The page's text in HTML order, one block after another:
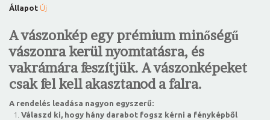
Állapot Új
A vászonkép egy prémium minőségű
vászonra kerül nyomtatásra, és
vakrámára feszítjük. A vászonképeket
csak fel kell akasztanod a falra.
A rendelés leadása nagyon egyszerű:
Válaszd ki, hogy hány darabot fogsz kérni a fényképből